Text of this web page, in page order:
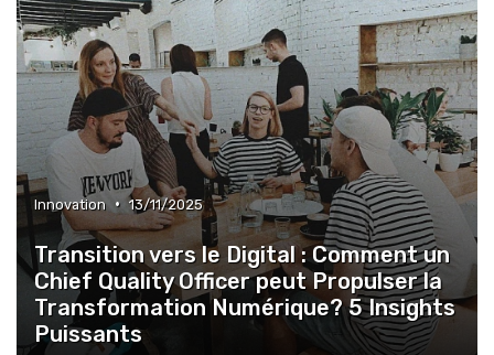
Innovation • 13/11/2025
Transition vers le Digital : Comment un
Chief Quality Officer peut Propulser la
Transformation Numérique? 5 Insights
Puissants